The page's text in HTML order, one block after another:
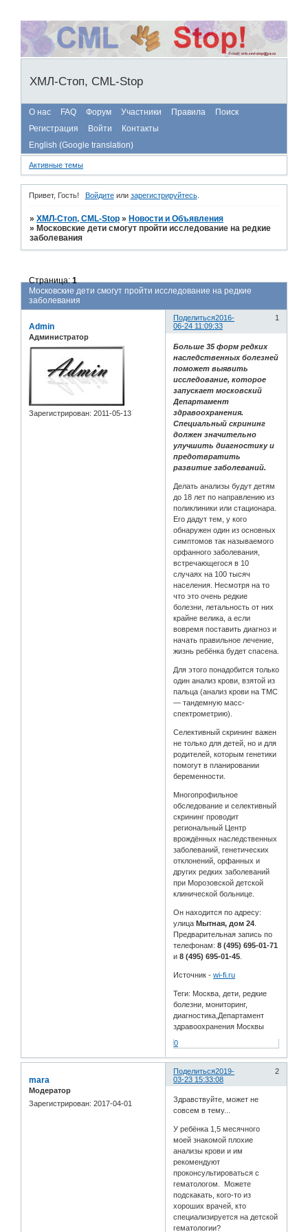
ХМЛ-Стоп, CML-Stop
О нас FAQ Форум Участники Правила
Поиск
Регистрация
Войти
Контакты
English (Google translation)
Активные темы
Привет, Гость! Войдитеили зарегистрируйтесь.
»ХМЛ-Стоп, CML-Stop » Новости и Объявления
» Московские дети смогут пройти исследование на редкие
заболевания
Московские дети смогут пройти исследование на редкие
заболевания
Страница:1
Поделиться 1
2016-
06-24 11:09:33
Admin
Администратор
Зарегистрирован: 2011-05-13
Больше 35 форм редких
наследственных болезней
поможет выявить
исследование, которое
запускает московский
Департамент
здравоохранения.
Специальный скрининг
должен значительно
улучшить диагностику и
предотвратить
развитие заболеваний.
Делать анализы будут детям
до 18 лет по направлению из
поликлиники или стационара.
Его дадут тем, у кого
обнаружен один из основных
симптомов так называемого
орфанного заболевания,
встречающегося в 10
случаях на 100 тысяч
населения. Несмотря на то
что это очень редкие
болезни, летальность от них
крайне велика, а если
вовремя поставить диагноз и
начать правильное лечение,
жизнь ребёнка будет спасена.
Для этого понадобится только
один анализ крови, взятой из
пальца (анализ крови на ТМС
— тандемную масс-
спектрометрию).
Селективный скрининг важен
не только для детей, но и для
родителей, которым генетики
помогут в планировании
беременности.
Многопрофильное
обследование и селективный
скрининг проводит
региональный Центр
врождённых наследственных
заболеваний, генетических
отклонений, орфанных и
других редких заболеваний
при Морозовской детской
клинической больнице.
Он находится по адресу:
улицаМытная, дом 24
Предварительная запись по
телефонам: 8 (495) 695-01-71
и8 (495) 695-01-45
Источник -wi-fi.ru
Теги: Москва, дети, редкие
болезни, мониторинг,
диагностика,Департамент
здравоохранения Москвы
0
Поделиться 2
2019-
03-23 15:33:08
mara
Модератор
Зарегистрирован: 2017-04-01
Здравствуйте, может не
совсем в тему...
У ребёнка 1,5 месячного
моей знакомой плохие
анализы крови и им
рекомендуют
проконсультироваться с
гематологом. Можете
подскакать, кого-то из
хороших врачей, кто
специализируется на детской
гематологии?